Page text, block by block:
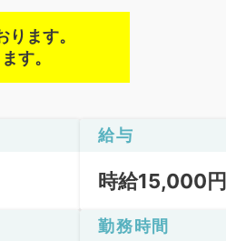
ます。
す。
給与
時給15,000円
勤務時間